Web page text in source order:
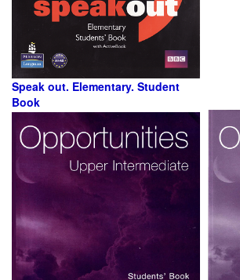
Speak out. Elementary. Student
Book